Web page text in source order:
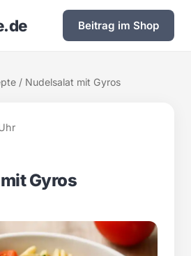
Beitrag im Shop
/ Nudelsalat mit Gyros
Gyros